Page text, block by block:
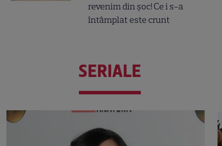
revenim din șoc! Ce i s-a
întâmplat este crunt
SERIALE